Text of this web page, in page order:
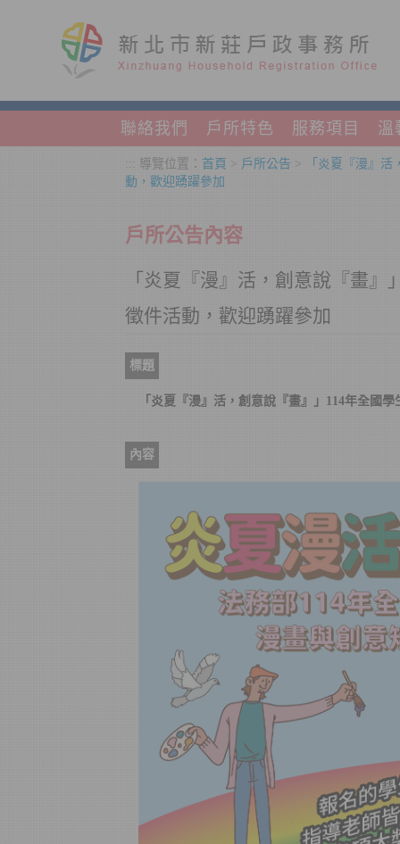
聯絡我們 戶所特色 服務項目 溫
::: 導覽位置： 首頁 > 戶所公告 >
「炎夏『漫』
動，歡迎踴躍參加
戶所公告內容
「炎夏『漫』活，創意說『畫
徵件活動，歡迎踴躍參加
標題
「炎夏『漫』活，創意說『畫』」114年全國
內容